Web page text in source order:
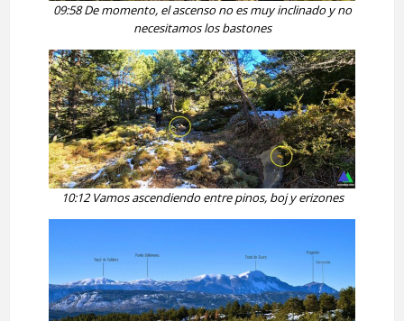
09:58 De momento, el ascenso no es muy inclinado y no
necesitamos los bastones
10:12 Vamos ascendiendo entre pinos, boj y erizones